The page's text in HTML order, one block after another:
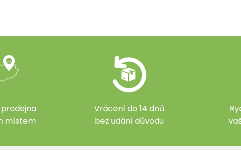
místem
Vrácení do 14 dnů
bez udání důvodu